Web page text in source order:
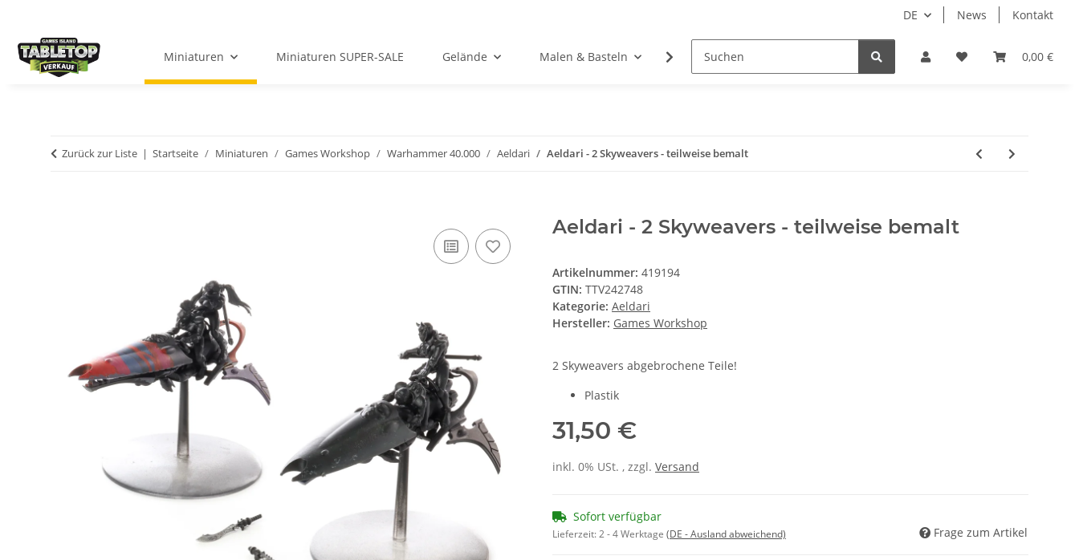
DE News Kontakt
0,00 €
Miniaturen Miniaturen SUPER-SALE Gelände Malen & Basteln Rollenspiele Tabletop Zubehör Hersteller
Zurück zur Liste Startseite Miniaturen Games Workshop Warhammer 40.000 Aeldari Aeldari - 2 Skyweavers - teilweise bemalt
Aeldari - 2 Skyweavers - teilweise bemalt
Artikelnummer: 419194
GTIN: TTV242748
Kategorie: Aeldari
Hersteller: Games Workshop
2 Skyweavers abgebrochene Teile!
Plastik
31,50 €
inkl. 0% USt. , zzgl. Versand
Sofort verfügbar
Lieferzeit:2 - 4 Werktage (DE - Ausland abweichend) Frage zum Artikel